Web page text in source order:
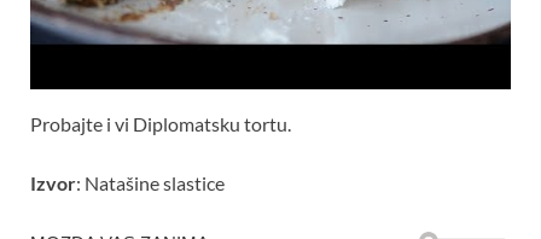
Probajte i vi Diplomatsku tortu.
Izvor: Natašine slastice